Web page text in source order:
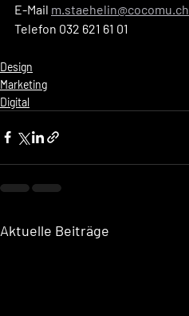
E-Mail m.staehelin@cocomu.ch
Telefon 032 621 61 01
Design
Marketing
Digital
Aktuelle Beiträge